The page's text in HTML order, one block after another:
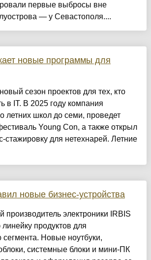
первые выбросы вне
— у Севастополя....
новые программы для
сезон проектов для тех, кто
в IT. В 2025 году компания
летних школ до семи, проведет
Young Con, а также открыл
стажировку для нетехнарей. Летние
новые бизнес-устройства
электроники IRBIS
продуктов для
сегмента. Новые ноутбуки,
системные блоки и мини-ПК